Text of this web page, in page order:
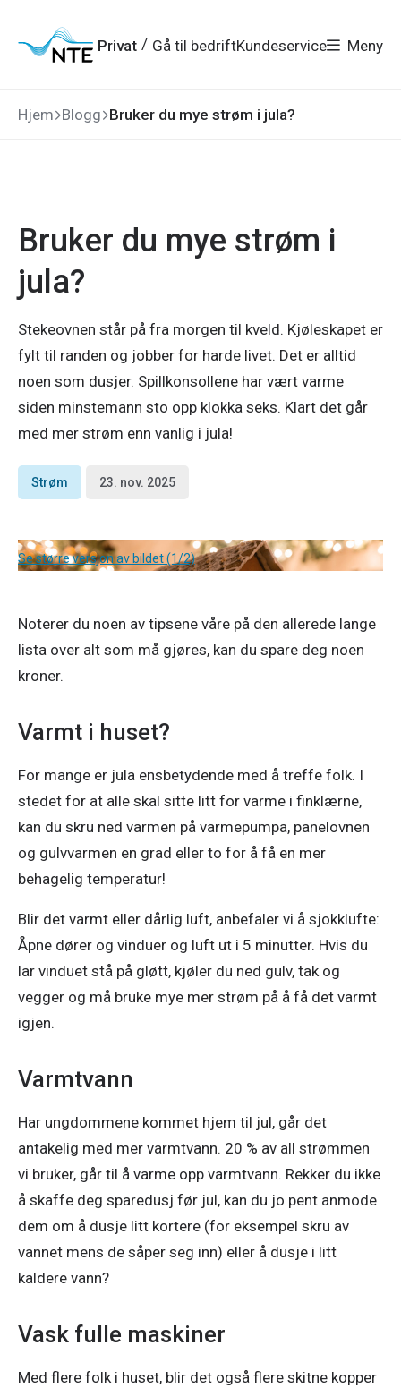
hovedmeny
søk
hovedinnhold
bunnområde
Privat / Gå til bedriftKundeservice Meny
Hjem Blogg Bruker du mye strøm i jula?
Bruker du mye strøm i
jula?
Stekeovnen står på fra morgen til kveld. Kjøleskapet er
fylt til randen og jobber for harde livet. Det er alltid
noen som dusjer. Spillkonsollene har vært varme
siden minstemann sto opp klokka seks. Klart det går
med mer strøm enn vanlig i jula!
Strøm 23. nov. 2025
Se større versjon av bildet (1/2)
Noterer du noen av tipsene våre på den allerede lange
lista over alt som må gjøres, kan du spare deg noen
kroner.
Varmt i huset?
For mange er jula ensbetydende med å treffe folk. I
stedet for at alle skal sitte litt for varme i finklærne,
kan du skru ned varmen på varmepumpa, panelovnen
og gulvvarmen en grad eller to for å få en mer
behagelig temperatur!
Blir det varmt eller dårlig luft, anbefaler vi å sjokklufte:
Åpne dører og vinduer og luft ut i 5 minutter. Hvis du
lar vinduet stå på gløtt, kjøler du ned gulv, tak og
vegger og må bruke mye mer strøm på å få det varmt
Varmtvann
Har ungdommene kommet hjem til jul, går det
antakelig med mer varmtvann. 20 % av all strømmen
vi bruker, går til å varme opp varmtvann. Rekker du ikke
å skaffe deg sparedusj før jul, kan du jo pent anmode
dem om å dusje litt kortere (for eksempel skru av
vannet mens de såper seg inn) eller å dusje i litt
kaldere vann?
Vask fulle maskiner
Med flere folk i huset, blir det også flere skitne kopper